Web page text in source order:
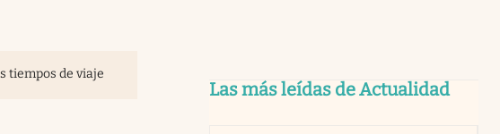
tiempos de viaje
Las más leídas de Actualidad